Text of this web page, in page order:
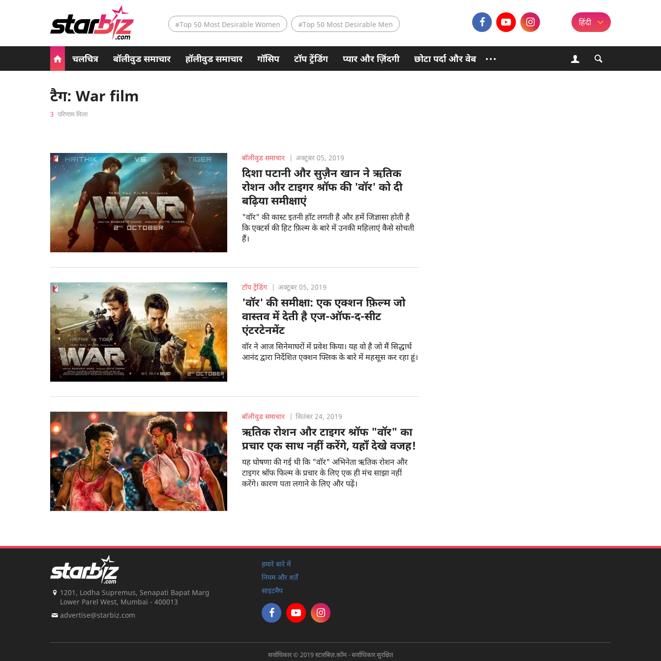
#Top 50 Most Desirable Women #Top 50 Most Desirable Men हिंदी
चलचित्र बॉलीवुड समाचार हॉलीवुड समाचार गॉसिप टॉप ट्रेंडिंग प्यार और ज़िंदगी छोटा पर्दा और वेब
टैग: War film
3 परिणाम मिला
बॉलीवुड समाचार | अक्टूबर 05, 2019
दिशा पटानी और सुज़ैन खान ने ऋतिक
रोशन और टाइगर श्रॉफ की 'वॉर' को दी
बढ़िया समीक्षाएं
"वॉर" की कास्ट इतनी हॉट लगती है और हमें जिज्ञासा होती है
कि एक्टर्स की हिट फ़िल्म के बारे में उनकी महिलाएं कैसे सोचती
हैं।
टॉप ट्रेंडिंग | अक्टूबर 05, 2019
'वॉर' की समीक्षा: एक एक्शन फ़िल्म जो
वास्तव में देती है एज-ऑफ-द-सीट
एंटरटेनमेंट
वॉर ने आज सिनेमाघरों में प्रवेश किया। यह वो है जो मैं सिद्धार्थ
आनंद द्वारा निर्देशित एक्शन फ्लिक के बारे में महसूस कर रहा हूं।
बॉलीवुड समाचार | सितंबर 24, 2019
ऋतिक रोशन और टाइगर श्रॉफ "वॉर" का
प्रचार एक साथ नहीं करेंगे, यहाँ देखे वजह!
यह घोषणा की गई थी कि "वॉर" अभिनेता ऋतिक रोशन और
टाइगर श्रॉफ फिल्म के प्रचार के लिए एक ही मंच साझा नहीं
करेंगे। कारण पता लगाने के लिए और पढ़ें।
1201, Lodha Supremus, Senapati Bapat Marg
Lower Parel West, Mumbai - 400013
advertise@starbiz.com
हमारे बारे में
नियम और शर्तें
साइटमैप
सर्वाधिकार © 2019 स्टारबिज़.कॉम - सर्वाधिकार सुरक्षित